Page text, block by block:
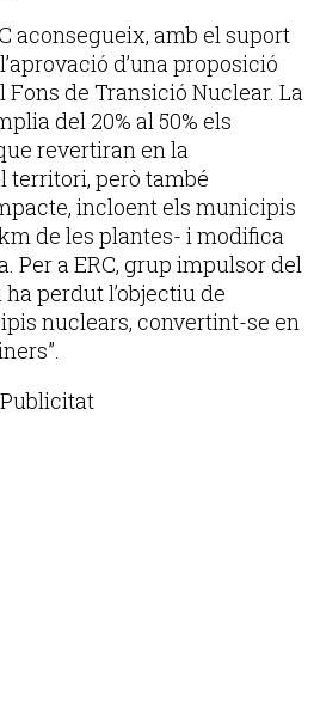
aconsegueix, amb el suport
d’una proposició
de Transició Nuclear. La
del 20% al 50% els
revertiran en la
però també
incloent els municipis
de les plantes- i modifica
Per a ERC, grup impulsor del
perdut l’objectiu de
nuclears, convertint-se en
Publicitat